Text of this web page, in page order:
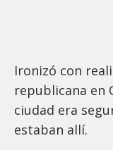
Ironizó con
republicana en
ciudad era
estaban allí.